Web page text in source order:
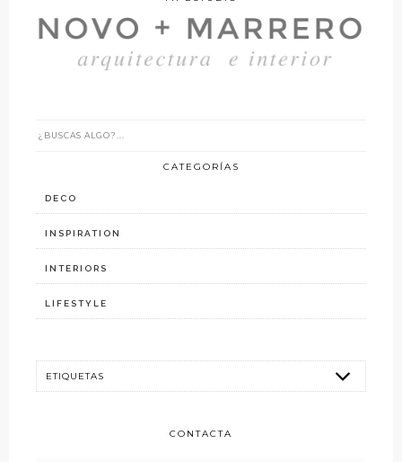
CATEGORÍAS
DECO
INSPIRATION
INTERIORS
LIFESTYLE
CONTACTA